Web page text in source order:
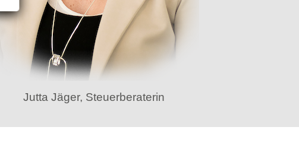
Jutta Jäger, Steuerberaterin